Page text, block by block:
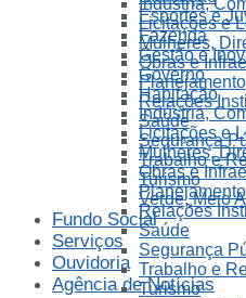
Indústria,
Licitações e
Mulheres,
Obras e
Relações
Saúde
Segurança
Trabalho e
Turismo
Verde, Meio
Fundo Social
Serviços
Ouvidoria
Agência de Notícias
Esportes e
Fazenda
Gestão e
Governo
Habitação
Indústria,
Licitações e
Mulheres,
Obras e
Relações
Saúde
Segurança
Trabalho e
Turismo